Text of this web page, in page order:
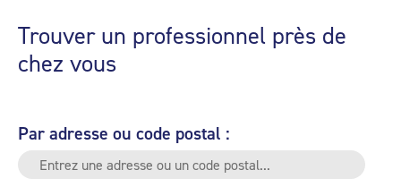
Trouver un professionnel près de
chez vous
Par adresse ou code postal :